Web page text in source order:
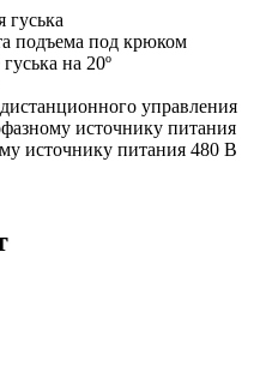
гуська
подъема под крюком
на 20º
управления
источнику питания
источнику питания 480 В